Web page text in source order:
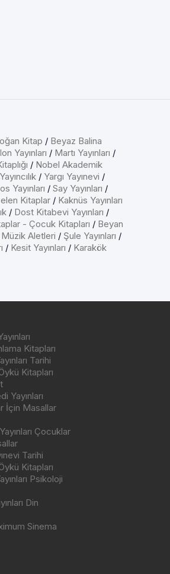
Kitap / Beyaz Balina
Yayınları / Martı Yayınları /
/ Nobel Akademik
/ Yargı Yayınevi /
Yayınları / Say Yayınları /
Kitaplar / Kaknüs Yayınları
/ Dost Kitabevi Yayınları /
- Çocuk Kitapları / Beyan
Aletleri / Şule Yayınları /
/ Kesit Yayınları / Karakök
Kitapları
Tarihi
Kitapları
Yayınları
İçin Masallar
Çocuklar
Tarihi
Kitapları
Psikoloji
Din
Sinema